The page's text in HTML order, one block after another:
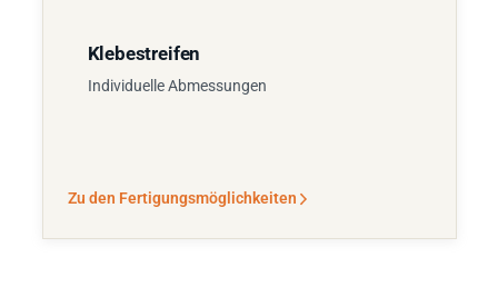
Klebestreifen
Individuelle Abmessungen
Zu den Fertigungsmöglichkeiten